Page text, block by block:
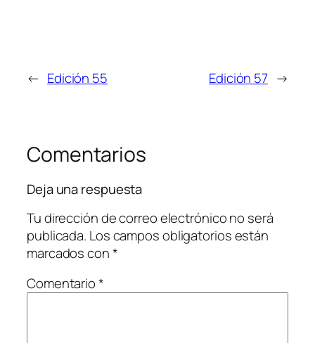
← Edición 55 Edición 57 →
Comentarios
Deja una respuesta
Tu dirección de correo electrónico no será
publicada. Los campos obligatorios están
marcados con*
Comentario*